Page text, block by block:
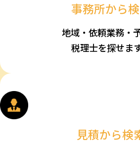
事務所から
地域・依頼業務・
税理士を探せます
見積から検